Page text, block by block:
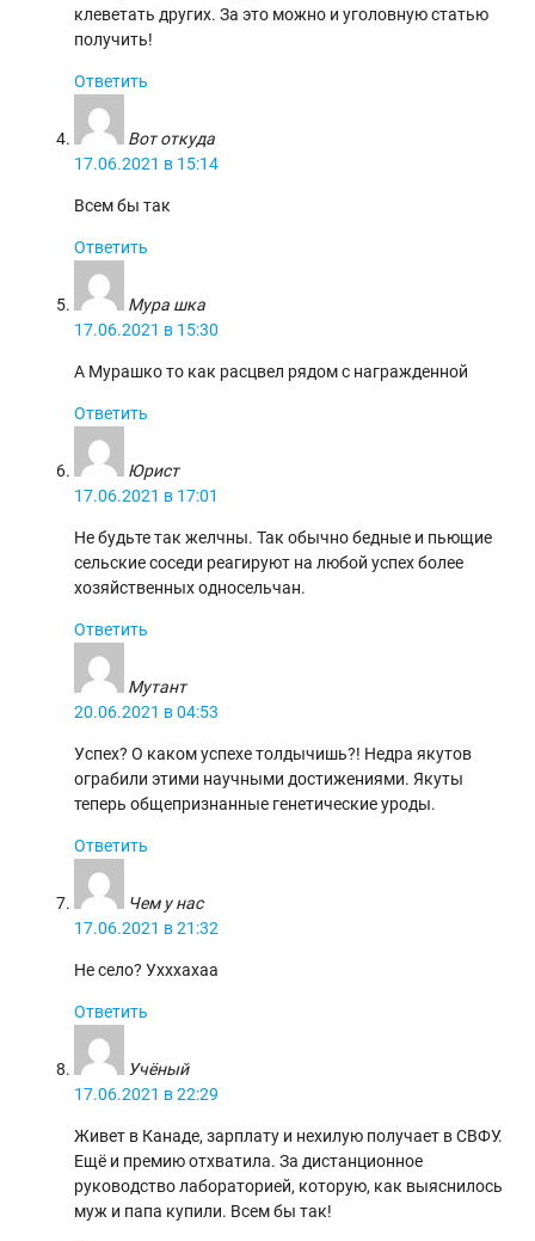
клеветать других. За это можно и уголовную статью
получить!
Ответить
Вот откуда
17.06.2021 в 15:14
Всем бы так
Ответить
Мура шка
17.06.2021 в 15:30
А Мурашко то как расцвел рядом с награжденной
Ответить
Юрист
17.06.2021 в 17:01
Не будьте так желчны. Так обычно бедные и пьющие
сельские соседи реагируют на любой успех более
хозяйственных односельчан.
Ответить
Мутант
20.06.2021 в 04:53
Успех? О каком успехе толдычишь?! Недра якутов
ограбили этими научными достижениями. Якуты
теперь общепризнанные генетические уроды.
Ответить
Чем у нас
17.06.2021 в 21:32
Не село? Ухххахаа
Ответить
Учёный
17.06.2021 в 22:29
Живет в Канаде, зарплату и нехилую получает в СВФУ.
Ещё и премию отхватила. За дистанционное
руководство лабораторией, которую, как выяснилось
муж и папа купили. Всем бы так!